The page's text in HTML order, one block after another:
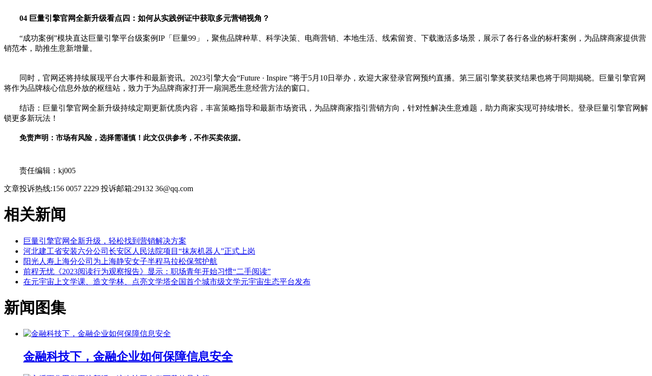
04 巨量引擎官网全新升级看点四：如何从实践例证中获取多元营销视角？
“成功案例”模块直达巨量引擎平台级案例IP「巨量99」，聚焦品牌种草、科学决策、电商营销、本地生活、线索留资、下载激活多场景，展示了各行各业的标杆案例，为品牌商家提供营
销范本，助推生意新增量。
同时，官网还将持续展现平台大事件和最新资讯。2023引擎大会“Future · Inspire ”将于5月10日举办，欢迎大家登录官网预约直播。第三届引擎奖获奖结果也将于同期揭晓。巨量引擎官网
将作为品牌核心信息外放的枢纽站，致力于为品牌商家打开一扇洞悉生意经营方法的窗口。
结语：巨量引擎官网全新升级持续定期更新优质内容，丰富策略指导和最新市场资讯，为品牌商家指引营销方向，针对性解决生意难题，助力商家实现可持续增长。登录巨量引擎官网解
锁更多新玩法！
免责声明：市场有风险，选择需谨慎！此文仅供参考，不作买卖依据。
责任编辑：kj005
文章投诉热线:156 0057 2229 投诉邮箱:29132 36@qq.com
相关新闻
巨量引擎官网全新升级，轻松找到营销解决方案
河北建工省安装六分公司长安区人民法院项目“抹灰机器人”正式上岗
阳光人寿上海分公司为上海静安女子半程马拉松保驾护航
前程无忧《2023阅读行为观察报告》显示：职场青年开始习惯“二手阅读”
在元宇宙上文学课、造文学林、点亮文学塔全国首个城市级文学元宇宙生态平台发布
新闻图集
金融科技下，金融企业如何保障信息安全